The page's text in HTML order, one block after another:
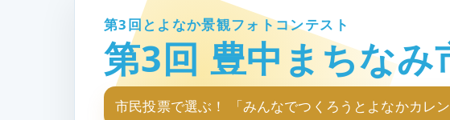
第3回とよなか景観フォトコンテスト
第3回 豊中まちなみ
市民投票で選ぶ！ 「みんなでつくろうとよなかカレン